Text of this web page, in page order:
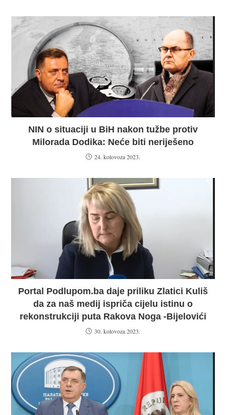
NIN o situaciji u BiH nakon tužbe protiv
Milorada Dodika: Neće biti neriješeno
24. kolovoza 2023.
Portal Podlupom.ba daje priliku Zlatici Kuliš
da za naš medij ispriča cijelu istinu o
rekonstrukciji puta Rakova Noga -Bijelovići
30. kolovoza 2023.